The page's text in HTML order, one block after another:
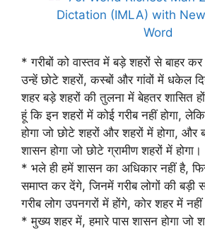
* गरीबों को वास्तव में बड़े शहरों से बाहर
उन्हें छोटे शहरों, कस्बों और गांवों में धकेल
शहर बड़े शहरों की तुलना में बेहतर शासित
हूं कि इन शहरों में कोई गरीब नहीं होगा,
होगा जो छोटे शहरों और शहरों में होगा, और
शासन होगा जो छोटे ग्रामीण शहरों में होगा।
* भले ही हमें शासन का अधिकार नहीं है,
समाप्त कर देंगे, जिनमें गरीब लोगों की बड़ी
गरीब लोग उपनगरों में होंगे, कोर शहर में
* मुख्य शहर में, हमारे पास शासन होगा जो